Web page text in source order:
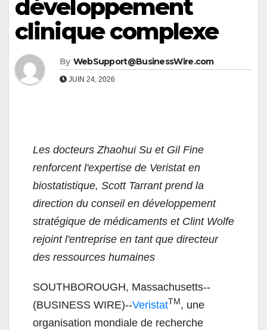
développement
clinique complexe
By WebSupport@BusinessWire.com
JUIN 24, 2026
Les docteurs Zhaohui Su et Gil Fine
renforcent l'expertise de Veristat en
biostatistique, Scott Tarrant prend la
direction du conseil en développement
stratégique de médicaments et Clint Wolfe
rejoint l'entreprise en tant que directeur
des ressources humaines
SOUTHBOROUGH, Massachusetts--
(BUSINESS WIRE)--VeristatTM , une
organisation mondiale de recherche